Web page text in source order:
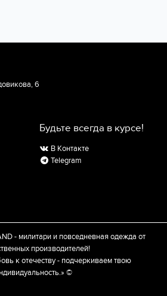
6
Будьте всегда в курсе!
В Контакте
Telegram
- милитари и повседневная одежда от
производителей!
к отечеству - подчеркиваем твою
©